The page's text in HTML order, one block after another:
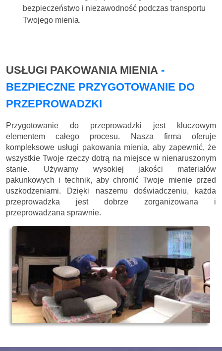
bezpieczeństwo i niezawodność podczas transportu
Twojego mienia.
USŁUGI PAKOWANIA MIENIA -
BEZPIECZNE PRZYGOTOWANIE DO
PRZEPROWADZKI
Przygotowanie do przeprowadzki jest kluczowym
elementem całego procesu. Nasza firma oferuje
kompleksowe usługi pakowania mienia, aby zapewnić, że
wszystkie Twoje rzeczy dotrą na miejsce w nienaruszonym
stanie. Używamy wysokiej jakości materiałów
pakunkowych i technik, aby chronić Twoje mienie przed
uszkodzeniami. Dzięki naszemu doświadczeniu, każda
przeprowadzka jest dobrze zorganizowana i
przeprowadzana sprawnie.